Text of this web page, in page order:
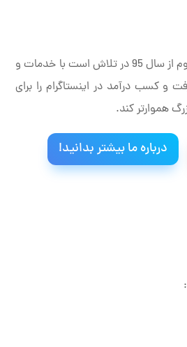
اینبو با سابقه فعالیت مداوم از سال 95 در تلاش است با خدمات و
و کسب درآمد در اینستاگرام را برای
هموارتر کند.
درباره ما بیشتر بدانید!